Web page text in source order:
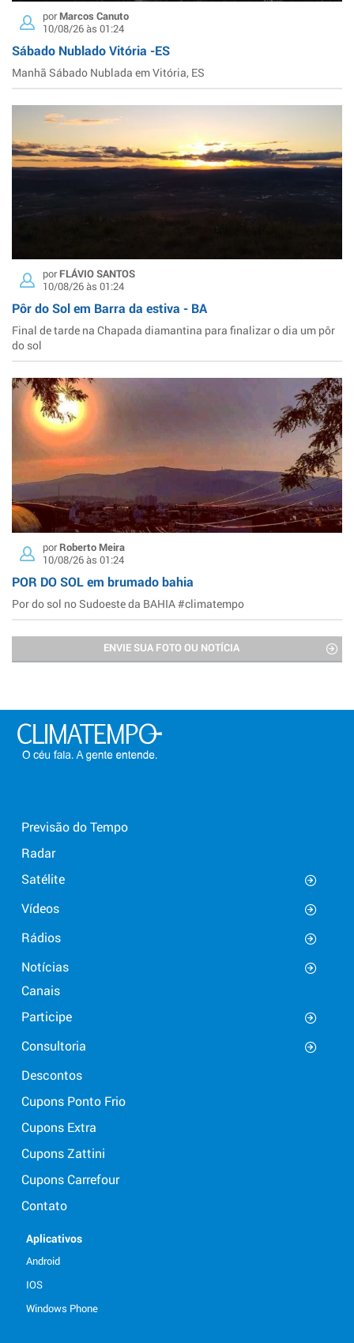
porMarcos Canuto
10/08/26 às 01:24
Sábado Nublado Vitória -ES
Manhã Sábado Nublada em Vitória, ES
porFLÁVIO SANTOS
10/08/26 às 01:24
Pôr do Sol em Barra da estiva - BA
Final de tarde na Chapada diamantina para finalizar o dia um pôr
do sol
porRoberto Meira
10/08/26 às 01:24
POR DO SOL em brumado bahia
Por do sol no Sudoeste da BAHIA #climatempo
ENVIE SUA FOTO OU NOTÍCIA
Previsão do Tempo
Radar
Satélite
Vídeos
Rádios
Notícias
Canais
Participe
Consultoria
Descontos
Cupons Ponto Frio
Cupons Extra
Cupons Zattini
Cupons Carrefour
Contato
Aplicativos
Android
IOS
Windows Phone